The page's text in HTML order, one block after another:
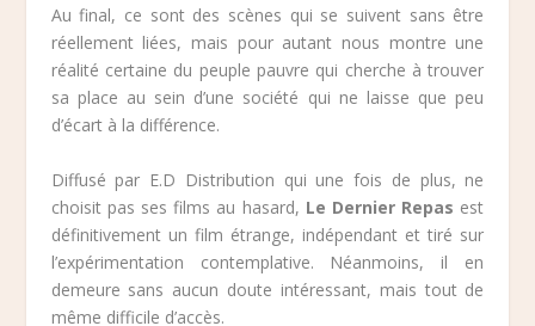
Au final, ce sont des scènes qui se suivent sans être
réellement liées, mais pour autant nous montre une
réalité certaine du peuple pauvre qui cherche à trouver
sa place au sein d’une société qui ne laisse que peu
d’écart à la différence.
Diffusé par E.D Distribution qui une fois de plus, ne
choisit pas ses films au hasard, Le Dernier Repas est
définitivement un film étrange, indépendant et tiré sur
l’expérimentation contemplative. Néanmoins, il en
demeure sans aucun doute intéressant, mais tout de
même difficile d’accès.